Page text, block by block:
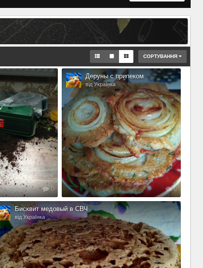
СОРТУВАННЯ
0
Деруны с припеком
від УкраІнка
0
N
Бисквит медовый в СВЧ
від УкраІнка